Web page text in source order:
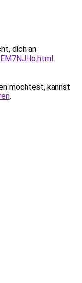
dich an
möchtest, kannst
.